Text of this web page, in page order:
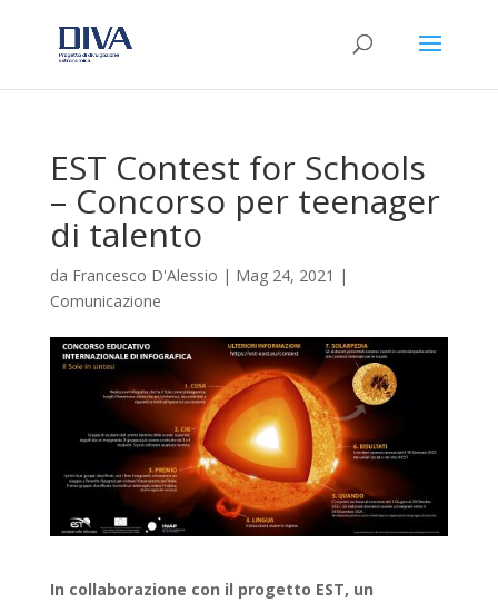
EST Contest for Schools
– Concorso per teenager
di talento
da Francesco D'Alessio | Mag 24, 2021 |
Comunicazione
In collaborazione con il progetto EST, un